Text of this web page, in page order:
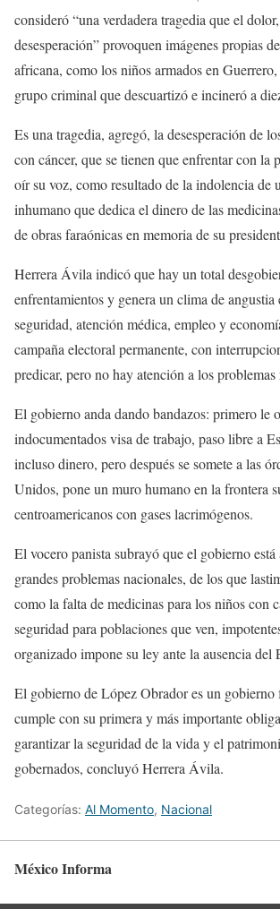
consideró “una verdadera tragedia que el
desesperación” provoquen imágenes propias
africana, como los niños armados en Guerrero,
grupo criminal que descuartizó e incineró a
Es una tragedia, agregó, la desesperación de
con cáncer, que se tienen que enfrentar con la
oír su voz, como resultado de la indolencia de
inhumano que dedica el dinero de las
de obras faraónicas en memoria de su
Herrera Ávila indicó que hay un total
enfrentamientos y genera un clima de angustia
seguridad, atención médica, empleo y
campaña electoral permanente, con
predicar, pero no hay atención a los problemas
El gobierno anda dando bandazos: primero le
indocumentados visa de trabajo, paso libre a
incluso dinero, pero después se somete a las
Unidos, pone un muro humano en la frontera
centroamericanos con gases lacrimógenos.
El vocero panista subrayó que el gobierno está
grandes problemas nacionales, de los que
como la falta de medicinas para los niños con
seguridad para poblaciones que ven,
organizado impone su ley ante la ausencia del
El gobierno de López Obrador es un
cumple con su primera y más importante
garantizar la seguridad de la vida y el
gobernados, concluyó Herrera Ávila.
Categorías: Al Momento, Nacional
México Informa